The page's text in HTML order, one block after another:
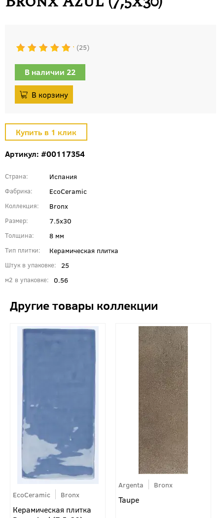
25
В наличии 22
Артикул: #00117354
Страна Испания
Фабрика EcoCeramic
Коллекция Bronx
Размер 7.5x30
Толщина 8 мм
Тип плитки Керамическая плитка
Штук в упаковке 25
м2 в упаковке 0.56
EcoCeramic Bronx
Керамическая плитка
Argenta Bronx
Taupe